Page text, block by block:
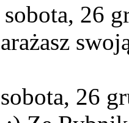
sobota, 26
26